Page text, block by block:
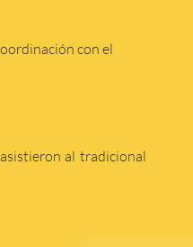
con el
al tradicional